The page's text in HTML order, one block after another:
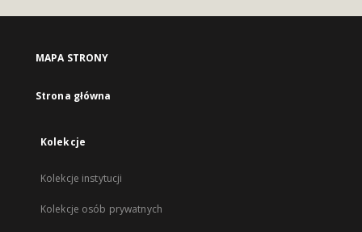
MAPA STRONY
Strona główna
Kolekcje
Kolekcje instytucji
Kolekcje osób prywatnych